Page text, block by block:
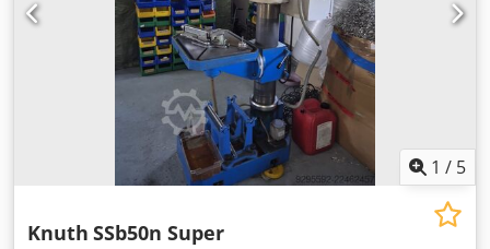
1 / 5
Knuth SSb50n Super